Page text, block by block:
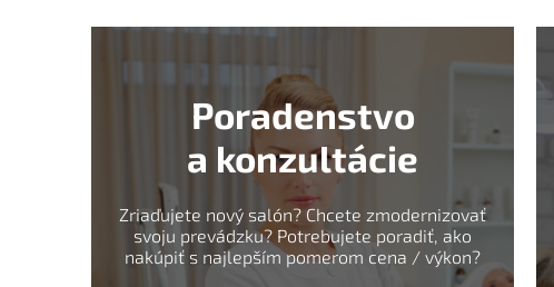
Poradenstvo
a konzultácie
Zriaďujete nový salón? Chcete zmodernizovať
svoju prevádzku? Potrebujete poradiť, ako
nakúpiť s najlepším pomerom cena / výkon?